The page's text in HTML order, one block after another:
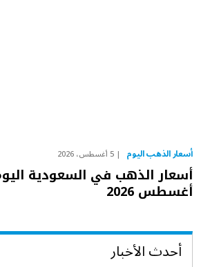
أسعار الذهب اليوم 5 أغسطس، 2026
أغسطس 2026
أحدث الأخبار